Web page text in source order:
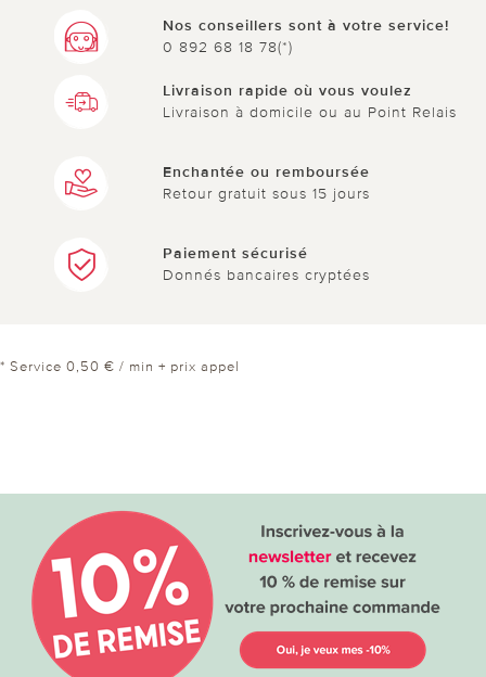
Nos conseillers sont à votre service!
0 892 68 18 78(*)
Livraison rapide où vous voulez
Livraison à domicile ou au Point Relais
Enchantée ou remboursée
Retour gratuit sous 15 jours
Paiement sécurisé
Donnés bancaires cryptées
* Service 0,50 € / min + prix appel